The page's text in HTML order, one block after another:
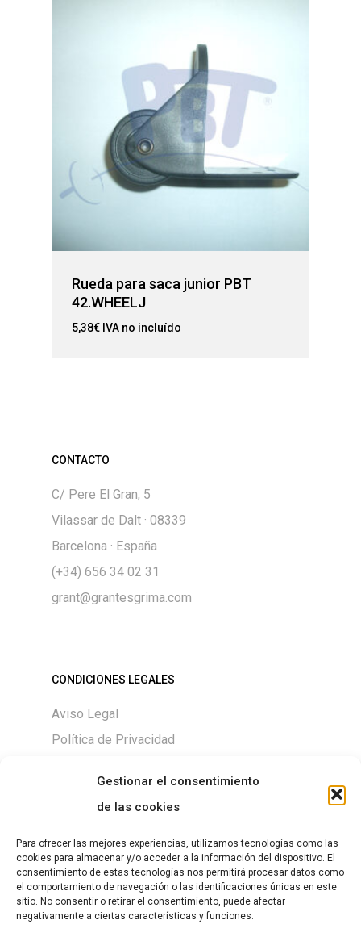
Gestionar el consentimiento
de las cookies
Para ofrecer las mejores experiencias, utilizamos tecnologías como las
cookies para almacenar y/o acceder a la información del dispositivo. El
consentimiento de estas tecnologías nos permitirá procesar datos como
el comportamiento de navegación o las identificaciones únicas en este
sitio. No consentir o retirar el consentimiento, puede afectar
negativamente a ciertas características y funciones.
Rueda para saca junior PBT
42.WHEELJ
5,38€ IVA no incluído
CONTACTO
C/ Pere El Gran, 5
Vilassar de Dalt · 08339
Barcelona · España
(+34) 656 34 02 31
grant@grantesgrima.com
CONDICIONES LEGALES
Aviso Legal
Política de Privacidad
DESCARGAS
Size chart
Guía de Tallas